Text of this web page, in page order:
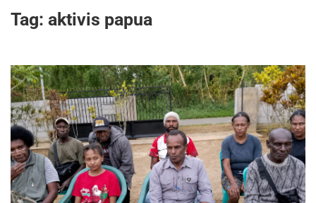
Tag: aktivis papua